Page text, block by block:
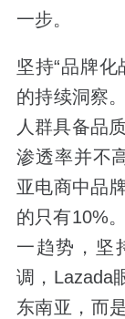
一步。
坚持“品牌
的持续洞察
人群具备品
渗透率并不
亚电商中品
的只有10%
一趋势，坚
调，Lazada
东南亚，而